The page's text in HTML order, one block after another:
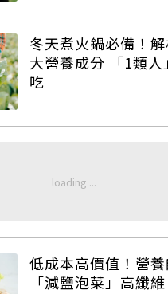
冬天煮火鍋必備！解
大營養成分 「1類人
吃
低成本高價值！營
「減鹽泡菜」高纖